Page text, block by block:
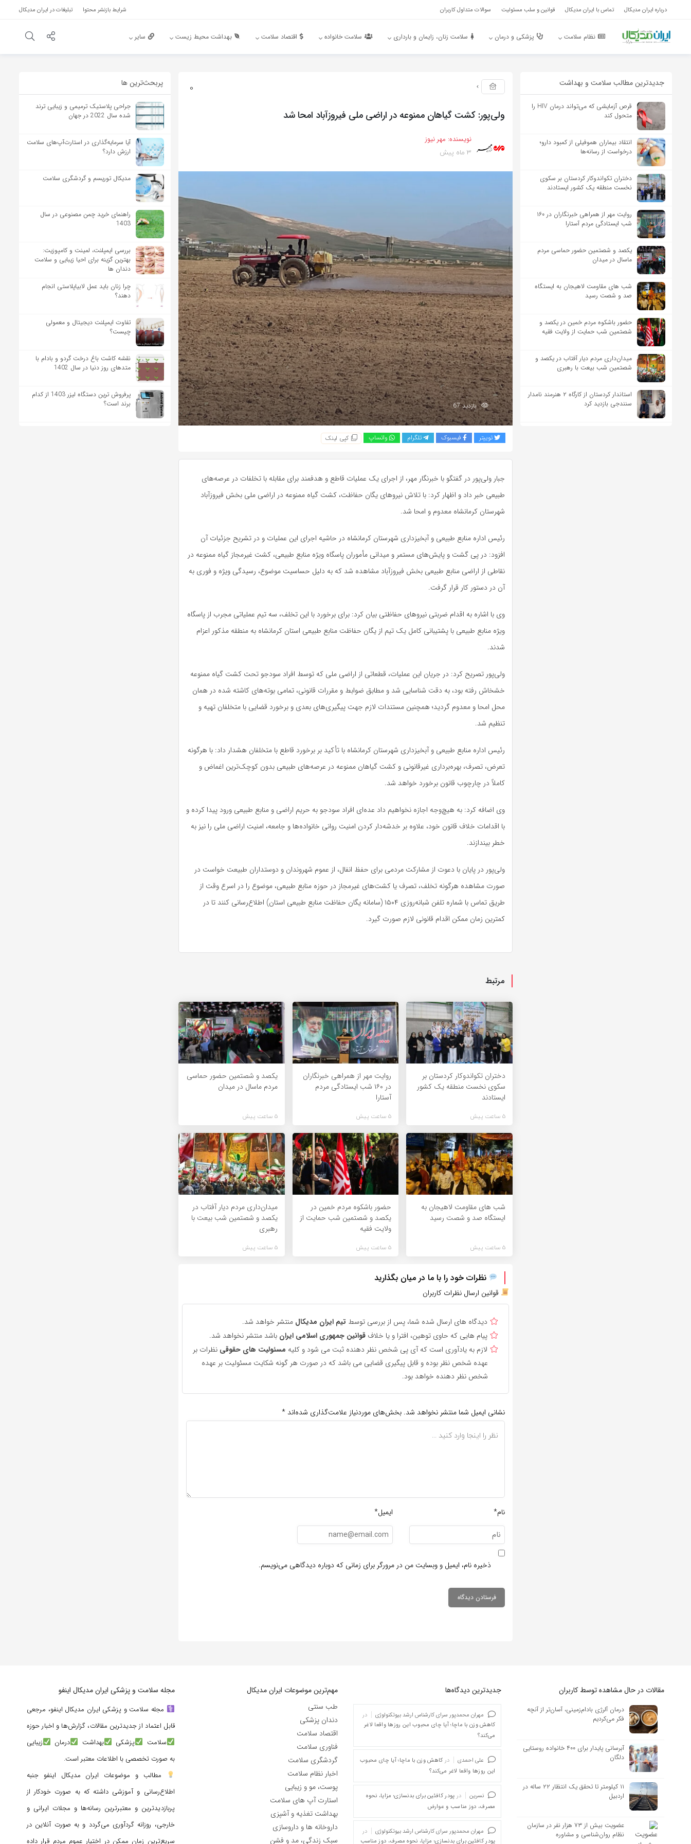
درباره ایران مدیکال تماس با ایران مدیکال قوانین و سلب مسئولیت سوالات متداول کاربران شرایط بازنشر محتوا تبلیغات در ایران مدیکال
نظام سلامت پزشکی و درمان سلامت زنان، زایمان و بارداری سلامت خانواده اقتصاد سلامت بهداشت محیط زیست سایر
جدیدترین مطالب سلامت و بهداشت
قرص آزمایشی که می‌تواند درمان HIV را
متحول کند
انتقاد بیماران هموفیلی از کمبود دارو؛
درخواست از رسانه‌ها
دختران تکواندوکار کردستان بر سکوی
نخست منطقه یک کشور ایستادند
روایت مهر از همراهی خبرنگاران در ۱۶۰
شب ایستادگی مردم آستارا
یکصد و شصتمین حضور حماسی مردم
ماسال در میدان
شب های مقاومت لاهیجان به ایستگاه
صد و شصت رسید
حضور باشکوه مردم خمین در یکصد و
شصتمین شب حمایت از ولایت فقیه
میدان‌داری مردم دیار آفتاب در یکصد و
شصتمین شب بیعت با رهبری
استاندار کردستان از کارگاه ۲ هنرمند نامدار
سنندجی بازدید کرد
0
ولی‌پور: کشت گیاهان ممنوعه در اراضی ملی فیروزآباد امحا شد
نویسنده: مهر نیوز
3 ماه پیش
بازدید 67
توییتر فیسبوک تلگرام واتساپ کپی لینک
جبار ولی‌پور در گفتگو با خبرنگار مهر، از اجرای یک عملیات قاطع و هدفمند برای مقابله با تخلفات در عرصه‌های
طبیعی خبر داد و اظهار کرد: با تلاش نیروهای یگان حفاظت، کشت گیاه ممنوعه در اراضی ملی بخش فیروزآباد
شهرستان کرمانشاه معدوم و امحا شد.
رئیس اداره منابع طبیعی و آبخیزداری شهرستان کرمانشاه در حاشیه اجرای این عملیات و در تشریح جزئیات آن
افزود: در پی گشت و پایش‌های مستمر و میدانی مأموران پاسگاه ویژه منابع طبیعی، کشت غیرمجاز گیاه ممنوعه در
نقاطی از اراضی منابع طبیعی بخش فیروزآباد مشاهده شد که به دلیل حساسیت موضوع، رسیدگی ویژه و فوری به
آن در دستور کار قرار گرفت.
وی با اشاره به اقدام ضربتی نیروهای حفاظتی بیان کرد: برای برخورد با این تخلف، سه تیم عملیاتی مجرب از پاسگاه
ویژه منابع طبیعی با پشتیبانی کامل یک تیم از یگان حفاظت منابع طبیعی استان کرمانشاه به منطقه مذکور اعزام
شدند.
ولی‌پور تصریح کرد: در جریان این عملیات، قطعاتی از اراضی ملی که توسط افراد سودجو تحت کشت گیاه ممنوعه
خشخاش رفته بود، به دقت شناسایی شد و مطابق ضوابط و مقررات قانونی، تمامی بوته‌های کاشته شده در همان
محل امحا و معدوم گردید؛ همچنین مستندات لازم جهت پیگیری‌های بعدی و برخورد قضایی با متخلفان تهیه و
تنظیم شد.
رئیس اداره منابع طبیعی و آبخیزداری شهرستان کرمانشاه با تأکید بر برخورد قاطع با متخلفان هشدار داد: با هرگونه
تعرض، تصرف، بهره‌برداری غیرقانونی و کشت گیاهان ممنوعه در عرصه‌های طبیعی بدون کوچک‌ترین اغماض و
کاملاً در چارچوب قانون برخورد خواهد شد.
وی اضافه کرد: به هیچ‌وجه اجازه نخواهیم داد عده‌ای افراد سودجو به حریم اراضی و منابع طبیعی ورود پیدا کرده و
با اقدامات خلاف قانون خود، علاوه بر خدشه‌دار کردن امنیت روانی خانواده‌ها و جامعه، امنیت اراضی ملی را نیز به
خطر بیندازند.
ولی‌پور در پایان با دعوت از مشارکت مردمی برای حفظ انفال، از عموم شهروندان و دوستداران طبیعت خواست در
صورت مشاهده هرگونه تخلف، تصرف یا کشت‌های غیرمجاز در حوزه منابع طبیعی، موضوع را در اسرع وقت از
طریق تماس با شماره تلفن شبانه‌روزی ۱۵۰۴ (سامانه یگان حفاظت منابع طبیعی استان) اطلاع‌رسانی کنند تا در
کمترین زمان ممکن اقدام قانونی لازم صورت گیرد.
مرتبط
دختران تکواندوکار کردستان بر
سکوی نخست منطقه یک کشور
ایستادند
5 ساعت پیش
روایت مهر از همراهی خبرنگاران
در ۱۶۰ شب ایستادگی مردم
آستارا
5 ساعت پیش
یکصد و شصتمین حضور حماسی
مردم ماسال در میدان
5 ساعت پیش
شب های مقاومت لاهیجان به
ایستگاه صد و شصت رسید
5 ساعت پیش
حضور باشکوه مردم خمین در
یکصد و شصتمین شب حمایت از
ولایت فقیه
5 ساعت پیش
میدان‌داری مردم دیار آفتاب در
یکصد و شصتمین شب بیعت با
رهبری
5 ساعت پیش
نظرات خود را با ما در میان بگذارید
قوانین ارسال نظرات کاربران
دیدگاه های ارسال شده شما، پس از بررسی توسط تیم ایران مدیکال منتشر خواهد شد.
پیام هایی که حاوی توهین، افترا و یا خلاف قوانین جمهوری اسلامی ایران باشد منتشر نخواهد شد.
لازم به یادآوری است که آی پی شخص نظر دهنده ثبت می شود و کلیه مسئولیت های حقوقی نظرات بر
عهده شخص نظر بوده و قابل پیگیری قضایی می باشد که در صورت هر گونه شکایت مسئولیت بر عهده
شخص نظر دهنده خواهد بود.
نشانی ایمیل شما منتشر نخواهد شد. بخش‌های موردنیاز علامت‌گذاری شده‌اند *
نام* ایمیل*
ذخیره نام، ایمیل و وبسایت من در مرورگر برای زمانی که دوباره دیدگاهی می‌نویسم.
پربحث‌‌ترین ها
جراحی پلاستیک ترمیمی و زیبایی ترند
شده سال 2022 در جهان
آیا سرمایه‌گذاری در استارت‌آپ‌های سلامت
ارزش دارد؟
مدیکال توریسم و گردشگری سلامت
راهنمای خرید چمن مصنوعی در سال
1403
بررسی ایمپلنت، لمینت و کامپوزیت:
بهترین گزینه برای احیا زیبایی و سلامت
دندان ها
چرا زنان باید عمل لابیاپلاستی انجام
دهند؟
تفاوت ایمپلنت دیجیتال و معمولی
چیست؟
نقشه کاشت باغ درخت گردو و بادام با
متدهای روز دنیا در سال 1402
پرفروش ترین دستگاه لیزر 1403 از کدام
برند است؟
مقالات در حال مشاهده توسط کاربران
درمان آلرژی بادام‌زمینی، آسان‌تر از آنچه
فکر می‌کردیم
آبرسانی پایدار برای ۴۰۰ خانواده روستایی
دلگان
۱۱ کیلومتر تا تحقق یک انتظار ۲۲ ساله در
اردبیل
عضویت بیش از ۷۳ هزار نفر در سازمان
نظام روان‌شناسی و مشاوره
جدیدترین دیدگاه‌‌ها
مهران محمدپور سرای کارشناس ارشد بیوتکنولوژی
در
کاهش وزن با ماچا؛ آیا چای محبوب این روزها واقعا لاغر
می‌کند؟
علی احمدی در کاهش وزن با ماچا؛ آیا چای محبوب
این روزها واقعا لاغر می‌کند؟
نسرین در پودر کافئین برای بدنسازی؛ مزایا، نحوه
مصرف، دوز مناسب و عوارض
مهران محمدپور سرای کارشناس ارشد بیوتکنولوژی
در
پودر کافئین برای بدنسازی؛ مزایا، نحوه مصرف، دوز مناسب
مهم‌ترین موضوعات ایران مدیکال
طب سنتی
دندان پزشکی
اقتصاد سلامت
فناوری سلامت
گردشگری سلامت
اخبار نظام سلامت
پوست، مو و زیبایی
استارت آپ های سلامت
بهداشت تغذیه و آشپزی
داروخانه ها و داروسازی
سبک زندگی، مد و فشن
مجله سلامت و پزشکی ایران مدیکال اینفو
مجله سلامت و پزشکی ایران مدیکال اینفو، مرجعی
قابل اعتماد از جدیدترین مقالات، گزارش‌ها و اخبار حوزه
سلامت
پزشکی بهداشت درمان
زیبایی
به صورت تخصصی با اطلاعات معتبر است.
مطالب و موضوعات ایران مدیکال اینفو جنبه
اطلاع‌رسانی و آموزشی داشته که به صورت خودکار از
پربازدیدترین و معتبرترین رسانه‌ها و مجلات ایرانی و
خارجی، روزانه گردآوری می‌گردد و به صورت آنلاین در
سریع‌ترین زمان ممکن در اختیار عموم مردم قرار داده